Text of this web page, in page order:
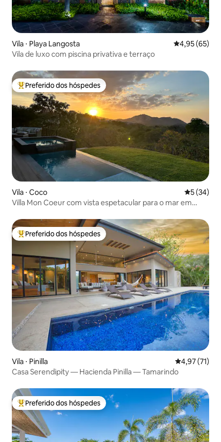
Vila ⋅ Playa Langosta 4,95 de uma
4,95 (65)
Vila de luxo com piscina privativa e terraço
Entre os melhores preferidos dos hóspedes
Preferido dos hóspedes
Vila ⋅ Coco 5 de uma
5 (34)
Villa Mon Coeur com vista espetacular para o mar em
Entre os melhores preferidos dos hóspedes
Preferido dos hóspedes
Vila ⋅ Pinilla 4,97 de uma
4,97 (71)
Casa Serendipity — Hacienda Pinilla — Tamarindo
Entre os melhores preferidos dos hóspedes
Preferido dos hóspedes